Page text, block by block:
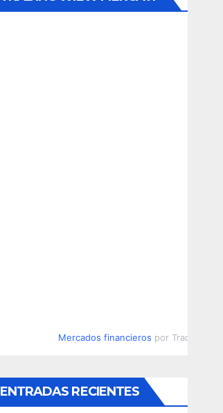
Mercados financieros por
ENTRADAS RECIENTES